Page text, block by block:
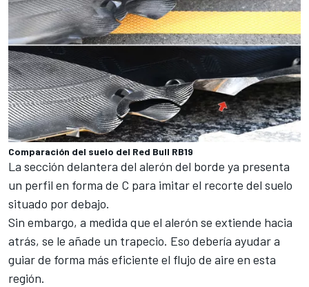
Comparación del suelo del Red Bull RB19
La sección delantera del alerón del borde ya presenta
un perfil en forma de C para imitar el recorte del suelo
situado por debajo.
Sin embargo, a medida que el alerón se extiende hacia
atrás, se le añade un trapecio. Eso debería ayudar a
guiar de forma más eficiente el flujo de aire en esta
región.